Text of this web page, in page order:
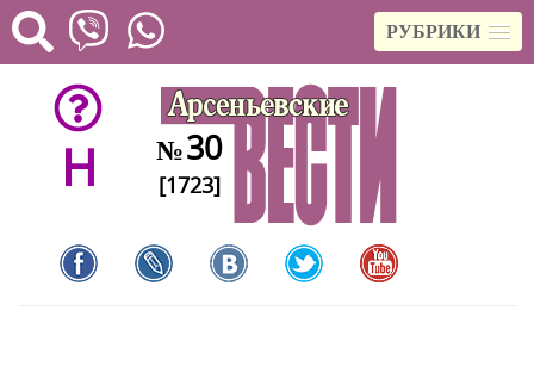
РУБРИКИ
H №30
[1723]